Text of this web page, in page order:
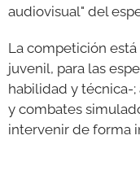
audiovisual" del
La competición
juvenil, para las
habilidad y técnica-;
y combates
intervenir de forma